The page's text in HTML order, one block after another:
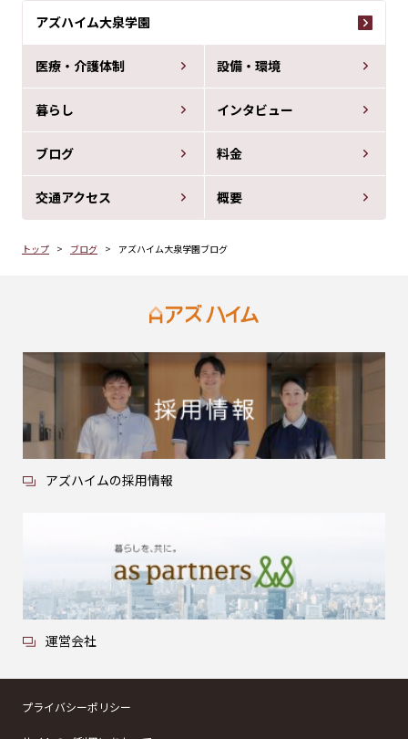
アズハイム大泉学園
医療・介護体制 設備・環境
暮らし インタビュー
ブログ 料金
交通アクセス 概要
トップ ブログ アズハイム大泉学園ブログ
アズハイムの採用情報
運営会社
プライバシーポリシー